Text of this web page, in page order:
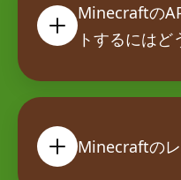
Minecraftの
トするにはど
Minecraftの